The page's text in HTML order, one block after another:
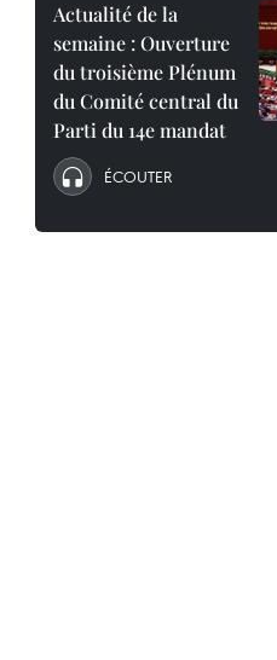
Actualité de la
semaine : Ouverture
du troisième Plénum
du Comité central du
Parti du 14e mandat
ÉCOUTER